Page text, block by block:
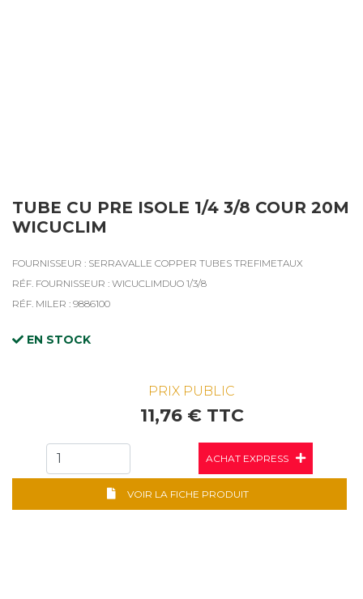
TUBE CU PRE ISOLE 1/4 3/8 COUR 20M
WICUCLIM
FOURNISSEUR : SERRAVALLE COPPER TUBES TREFIMETAUX
RÉF. FOURNISSEUR : WICUCLIMDUO 1/3/8
RÉF. MILER : 9886100
EN STOCK
PRIX PUBLIC
11,76 € TTC
ACHAT EXPRESS
VOIR LA FICHE PRODUIT